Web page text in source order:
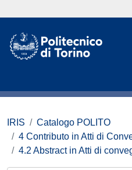
IRIS
Catalogo POLITO
4 Contributo in Atti di
4.2 Abstract in Atti di